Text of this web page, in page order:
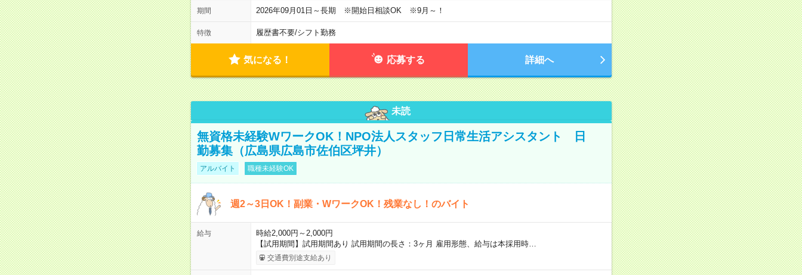
期間 2026年09月01日～長期 ※開始日相談OK ※9月～！
特徴 履歴書不要/シフト勤務
気になる！ 応募する 詳細へ
未読
無資格未経験WワークOK！NPO法人スタッフ日常生活アシスタント 日
勤募集（広島県広島市佐伯区坪井）
アルバイト 職種未経験OK
週2～3日OK！副業・WワークOK！残業なし！のバイト
給与
時給2,000円～2,000円
【試用期間】試用期間あり 試用期間の長さ：3ヶ月 雇用形態、給与は本採用時…
交通費別途支給あり